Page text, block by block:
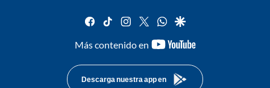
facebook
tiktok instagram
twitterwhatsapp
google
Más contenido en
youtube-
Descarga nuestra app en